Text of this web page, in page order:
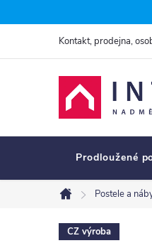
na
Kontakt, prodejna,
Prodloužené
Domů
Postele a
CZ výroba